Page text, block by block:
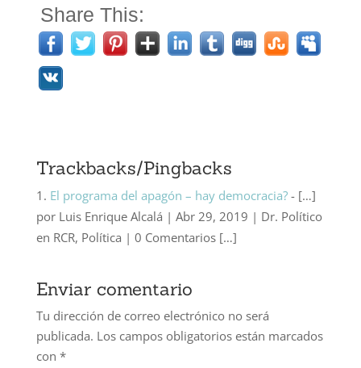
Share This:
Trackbacks/Pingbacks
El programa del apagón – hay democracia?- […]
por Luis Enrique Alcalá | Abr 29, 2019 | Dr. Político
en RCR, Política | 0 Comentarios […]
Enviar comentario
Tu dirección de correo electrónico no será
publicada. Los campos obligatorios están marcados
con *